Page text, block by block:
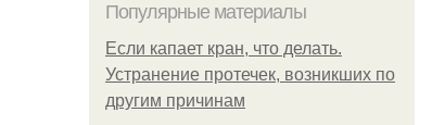
Популярные материалы
Если капает кран, что делать.
Устранение протечек, возникших по
другим причинам